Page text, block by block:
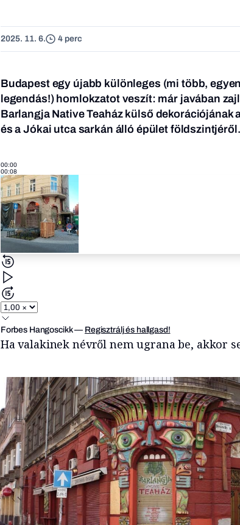
2025. 11. 6. 4 perc
Budapest egy újabb különleges (mi több,
legendás!) homlokzatot veszít: már javában
Barlangja Native Teaház külső dekorációjának
és a Jókai utca sarkán álló épület földszintjéről.
00:00
00:08
Forbes Hangoscikk— Regisztrálj és hallgasd!
Ha valakinek névről nem ugrana be, akkor